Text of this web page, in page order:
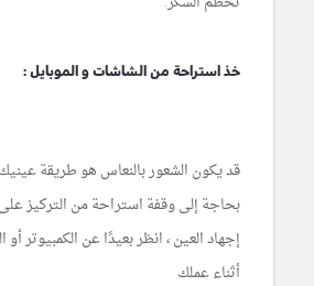
خذ استراحة من الشاشات و الموبايل :
قد يكون الشعور بالنعاس هو طريقة عينيك
بحاجة إلى وقفة استراحة من التركيز
إجهاد العين ، انظر بعيدًا عن الكمبيوتر أو
أثناء عملك